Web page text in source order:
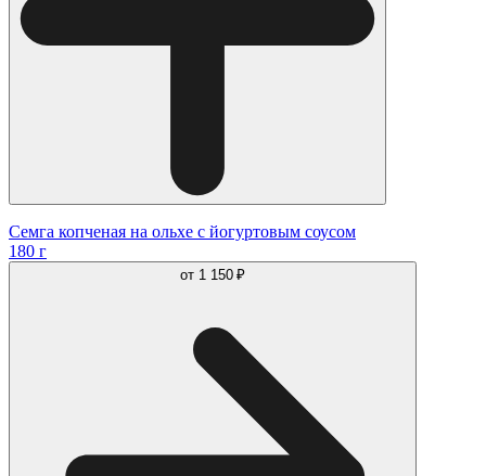
Семга копченая на ольхе с йогуртовым соусом
180 г
от 1 150 ₽